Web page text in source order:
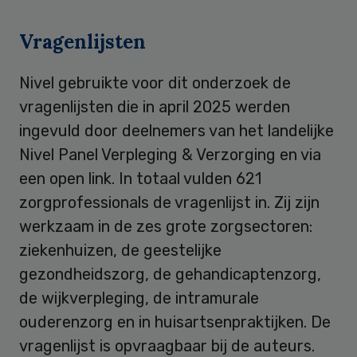
Vragenlijsten
Nivel gebruikte voor dit onderzoek de
vragenlijsten die in april 2025 werden
ingevuld door deelnemers van het landelijke
Nivel Panel Verpleging & Verzorging en via
een open link. In totaal vulden 621
zorgprofessionals de vragenlijst in. Zij zijn
werkzaam in de zes grote zorgsectoren:
ziekenhuizen, de geestelijke
gezondheidszorg, de gehandicaptenzorg,
de wijkverpleging, de intramurale
ouderenzorg en in huisartsenpraktijken. De
vragenlijst is opvraagbaar bij de auteurs.